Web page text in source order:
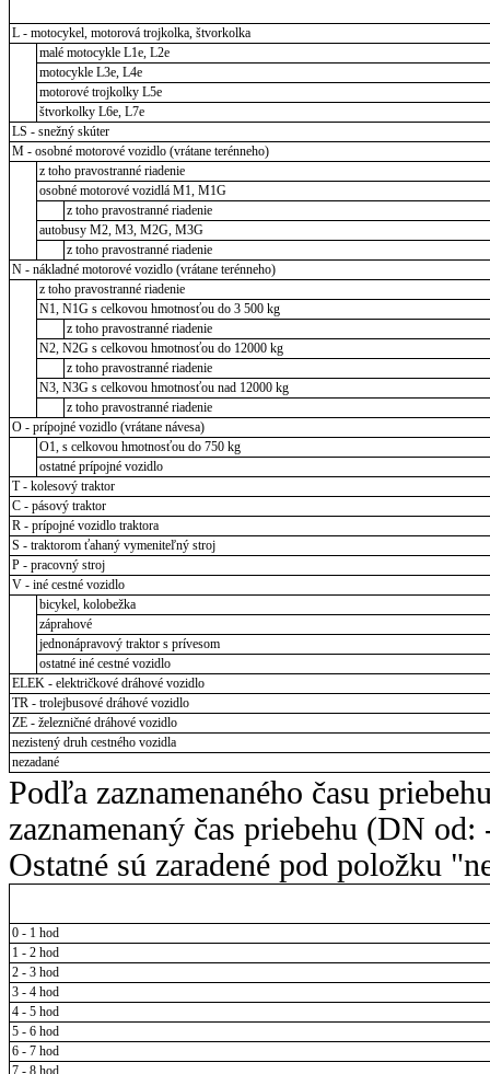
L - motocykel, motorová trojkolka, štvorkolka
malé motocykle L1e, L2e
motocykle L3e, L4e
motorové trojkolky L5e
štvorkolky L6e, L7e
LS - snežný skúter
M - osobné motorové vozidlo (vrátane terénneho)
z toho pravostranné riadenie
osobné motorové vozidlá M1, M1G
z toho pravostranné riadenie
autobusy M2, M3, M2G, M3G
z toho pravostranné riadenie
N - nákladné motorové vozidlo (vrátane terénneho)
z toho pravostranné riadenie
N1, N1G s celkovou hmotnosťou do 3 500 kg
z toho pravostranné riadenie
N2, N2G s celkovou hmotnosťou do 12000 kg
z toho pravostranné riadenie
N3, N3G s celkovou hmotnosťou nad 12000 kg
z toho pravostranné riadenie
O - prípojné vozidlo (vrátane návesa)
O1, s celkovou hmotnosťou do 750 kg
ostatné prípojné vozidlo
T - kolesový traktor
C - pásový traktor
R - prípojné vozidlo traktora
S - traktorom ťahaný vymeniteľný stroj
P - pracovný stroj
V - iné cestné vozidlo
bicykel, kolobežka
záprahové
jednonápravový traktor s prívesom
ostatné iné cestné vozidlo
ELEK - električkové dráhové vozidlo
TR - trolejbusové dráhové vozidlo
ZE - železničné dráhové vozidlo
nezistený druh cestného vozidla
nezadané
Podľa zaznamenaného času
zaznamenaný čas priebehu (DN
Ostatné sú zaradené pod položku
0 - 1 hod
1 - 2 hod
2 - 3 hod
3 - 4 hod
4 - 5 hod
5 - 6 hod
6 - 7 hod
7 - 8 hod